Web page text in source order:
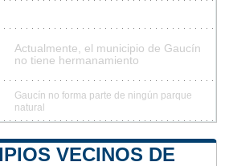
Actualmente, el municipio de Gaucín
no tiene hermanamiento
Gaucín no forma parte de ningún parque
natural
VECINOS DE